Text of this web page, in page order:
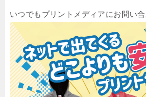
いつでもプリントメディアにお問い